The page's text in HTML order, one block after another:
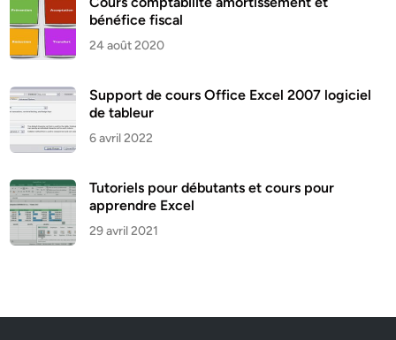
bénéfice fiscal
24 août 2020
Support de cours Office Excel 2007 logiciel
de tableur
6 avril 2022
Tutoriels pour débutants et cours pour
apprendre Excel
29 avril 2021